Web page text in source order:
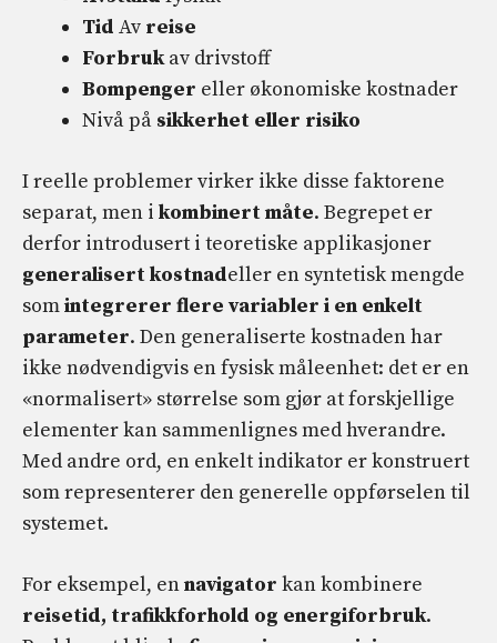
Tid Av reise
Forbrukav drivstoff
Bompenger eller økonomiske kostnader
Nivå på sikkerhet eller risiko
I reelle problemer virker ikke disse faktorene
separat, men i kombinert måte. Begrepet er
derfor introdusert i teoretiske applikasjoner
generalisert kostnadeller en syntetisk mengde
somintegrerer flere variabler i en enkelt
parameter. Den generaliserte kostnaden har
ikke nødvendigvis en fysisk måleenhet: det er en
«normalisert» størrelse som gjør at forskjellige
elementer kan sammenlignes med hverandre.
Med andre ord, en enkelt indikator er konstruert
som representerer den generelle oppførselen til
systemet.
For eksempel, ennavigator kan kombinere
reisetid, trafikkforhold og energiforbruk.